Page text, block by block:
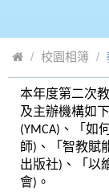
校園相簿
本年度第二次
及主辦機構如
(YMCA)、「如
師)、「智教賦
出版社)、「以
會)。